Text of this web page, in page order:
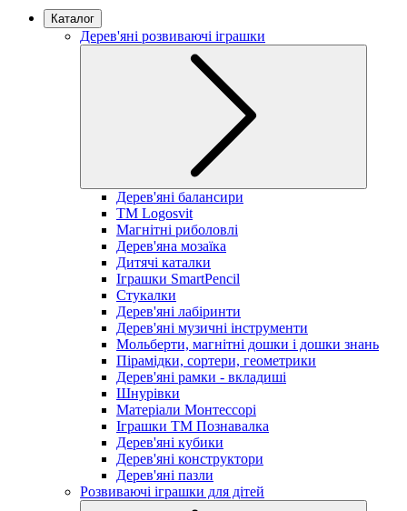
Каталог
Дерев'яні розвиваючі іграшки
Дерев'яні балансири
TM Logosvit
Магнітні риболовлі
Дерев'яна мозаїка
Дитячі каталки
Іграшки SmartPencil
Стукалки
Дерев'яні лабіринти
Дерев'яні музичні інструменти
Мольберти, магнітні дошки і дошки знань
Пірамідки, сортери, геометрики
Дерев'яні рамки - вкладиші
Шнурівки
Матеріали Монтессорі
Іграшки ТМ Познавалка
Дерев'яні кубики
Дерев'яні конструктори
Дерев'яні пазли
Розвиваючі іграшки для дітей